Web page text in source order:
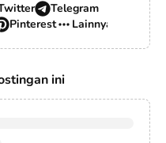
Telegram
Pinterest Lainnya…
ini